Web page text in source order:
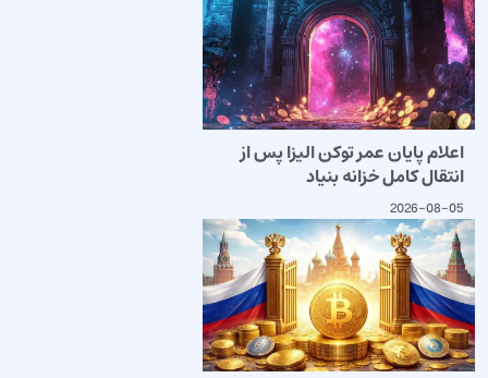
اعلام پایان عمر توکن الیزا پس از
انتقال کامل خزانه بنیاد
2026-08-05